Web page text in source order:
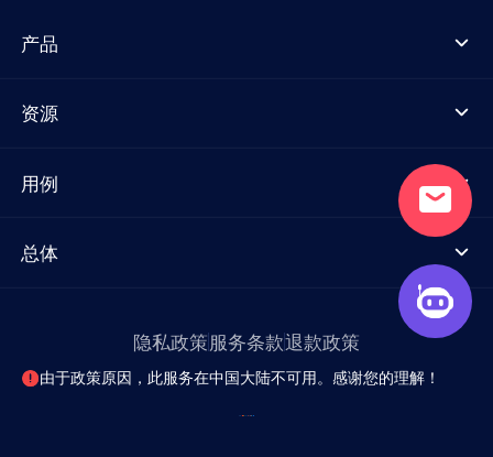
产品
资源
用例
总体
隐私政策服务条款退款政策
由于政策原因，此服务在中国大陆不可用。感谢您的理解！